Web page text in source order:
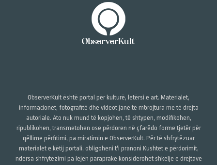
ObserverKult është portal për kulturë, letërsi e art. Materialet,
informacionet, fotografitë dhe videot janë të mbrojtura me të drejta
autoriale. Ato nuk mund të kopjohen, të shtypen, modifikohen,
ripublikohen, transmetohen ose përdoren në çfarëdo forme tjetër për
qëllime përfitimi, pa miratimin e ObserverKult. Për të shfrytëzuar
materialet e këtij portali, obligoheni t'i pranoni Kushtet e përdorimit,
ndërsa shfrytëzimi pa lejen paraprake konsiderohet shkelje e drejtave